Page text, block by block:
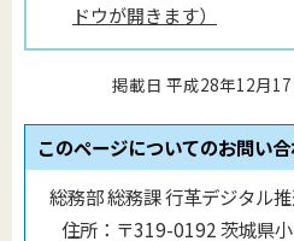
ドウが開きます）
掲載日 平成28年12月17
このページについてのお問い
総務部 総務課 行革デジタル
住所： 〒319-0192 茨城県